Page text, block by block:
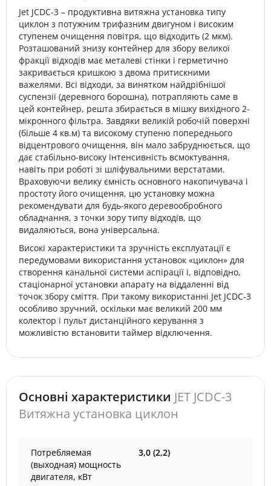
Jet JCDC-3 – продуктивна витяжна установка типу
циклон з потужним трифазним двигуном і високим
ступенем очищення повітря, що відходить (2 мкм).
Розташований знизу контейнер для збору великої
фракції відходів має металеві стінки і герметично
закривається кришкою з двома притискними
важелями. Всі відходи, за винятком найдрібнішої
суспензії (деревного борошна), потрапляють саме в
цей контейнер, решта збирається в мішку вихідного 2-
мікронного фільтра. Завдяки великій робочій поверхні
(більше 4 кв.м) та високому ступеню попереднього
відцентрового очищення, він мало забруднюється, що
дає стабільно-високу інтенсивність всмоктування,
навіть при роботі зі шліфувальними верстатами.
Враховуючи велику ємність основного накопичувача і
простоту його очищення, цю установку можна
рекомендувати для будь-якого деревообробного
обладнання, з точки зору типу відходів, що
видаляються, вона універсальна.
Високі характеристики та зручність експлуатації є
передумовами використання установок «циклон» для
створення канальної системи аспірації і, відповідно,
стаціонарної установки апарату на віддаленні від
точок збору сміття. При такому використанні Jet JCDC-3
особливо зручний, оскільки має великий 200 мм
колектор і пульт дистанційного керування з
можливістю встановити таймер відключення.
Основні характеристики JET JCDC-3
Витяжна установка циклон
Потребляемая
(выходная) мощность
двигателя, кВт
3,0 (2,2)